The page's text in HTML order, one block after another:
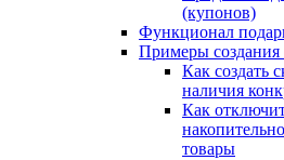
(купонов)
Функционал
Примеры создания
Как создать
наличия
Как
товары